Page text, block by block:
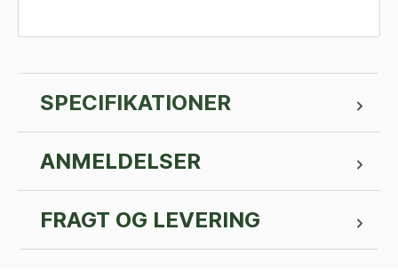
SPECIFIKATIONER
ANMELDELSER
FRAGT OG LEVERING